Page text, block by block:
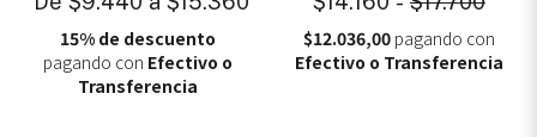
15% de descuento
pagando con Efectivo o
Transferencia
$12.036,00pagando con
Efectivo o Transferencia